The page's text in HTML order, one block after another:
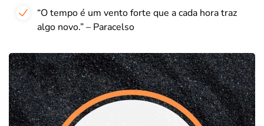
“O tempo é um vento forte que a cada hora traz
algo novo.” – Paracelso